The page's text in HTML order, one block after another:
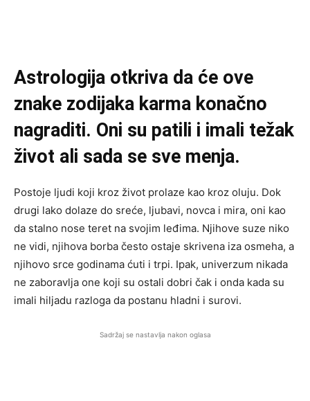
Astrologija otkriva da će ove
znake zodijaka karma konačno
nagraditi. Oni su patili i imali težak
život ali sada se sve menja.
Postoje ljudi koji kroz život prolaze kao kroz oluju. Dok
drugi lako dolaze do sreće, ljubavi, novca i mira, oni kao
da stalno nose teret na svojim leđima. Njihove suze niko
ne vidi, njihova borba često ostaje skrivena iza osmeha, a
njihovo srce godinama ćuti i trpi. Ipak, univerzum nikada
ne zaboravlja one koji su ostali dobri čak i onda kada su
imali hiljadu razloga da postanu hladni i surovi.
Sadržaj se nastavlja nakon oglasa